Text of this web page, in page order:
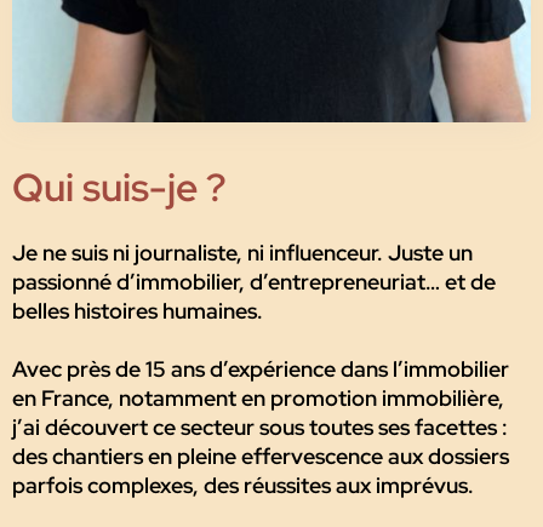
Qui suis-je ?
Je ne suis ni journaliste, ni influenceur. Juste un
passionné d’immobilier, d’entrepreneuriat… et de
belles histoires humaines.
Avec près de 15 ans d’expérience dans l’immobilier
en France, notamment en promotion immobilière,
j’ai découvert ce secteur sous toutes ses facettes :
des chantiers en pleine effervescence aux dossiers
parfois complexes, des réussites aux imprévus.